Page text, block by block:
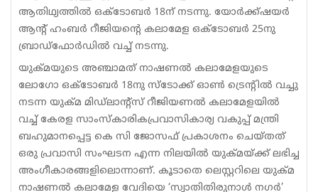
ആതിഥ്യത്തില്‍ ഒക്ടോബര്‍ 18ന് നടന്നു. യോര്‍ക്ക്ഷയര്‍
ആന്റ് ഹംബര്‍ റീജിയന്റെ കലാമേള ഒക്ടോബര്‍ 25നു
ബ്രാഡ്‌ഫോര്‍ഡില്‍ വച്ച് നടന്നു.
യുക്മയുടെ അഞ്ചാമത് നാഷണല്‍ കലാമേളയുടെ
ലോഗോ ഒക്ടോബര്‍ 18നു സ്‌ടോക്ക് ഓണ്‍ ട്രെന്റില്‍ വച്ചു
നടന്ന യുക്മ മിഡ്‌ലാന്റ്‌സ് റീജിയണല്‍ കലാമേളയില്‍
വച്ച് കേരള സാംസ്‌കാരികപ്രവാസികാര്യ വകുപ്പ് മന്ത്രി
ബഹുമാനപ്പെട്ട കെ സി ജോസഫ് പ്രകാശനം ചെയ്തത്
ഒരു പ്രവാസി സംഘടന എന്ന നിലയില്‍ യുക്മയ്ക്ക് ലഭിച്ച
അംഗീകാരങ്ങളിലൊന്നാണ്. കൂടാതെ ലെസ്റ്ററിലെ യുക്മ
നാഷണല്‍ കലാമേള വേദിയെ ‘സ്വാതിതിരുനാള്‍ നഗര്‍’